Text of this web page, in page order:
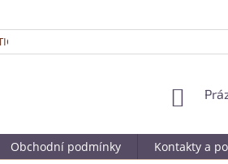
TIPY PRO DELŠÍ ŽIVOTNOST VAŠÍ
Obchodní podmínky Kontakty a